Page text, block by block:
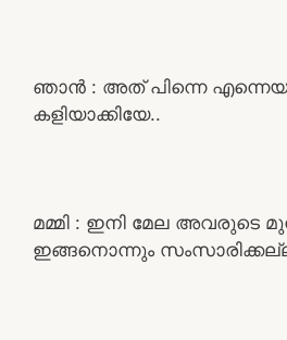
ഞാൻ : അത് പിന്നെ
കളിയാക്കിയേ..
മമ്മി : ഇനി മേല അവരുടെ
ഇങ്ങനൊന്നും